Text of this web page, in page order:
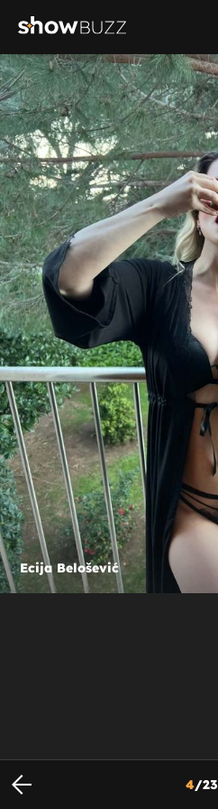
Ecija Belošević
4/23